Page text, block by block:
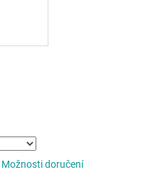
Možnosti doručení